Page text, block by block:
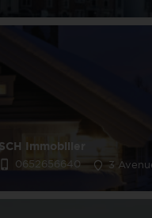
SCH Immobilier
0652656640 3